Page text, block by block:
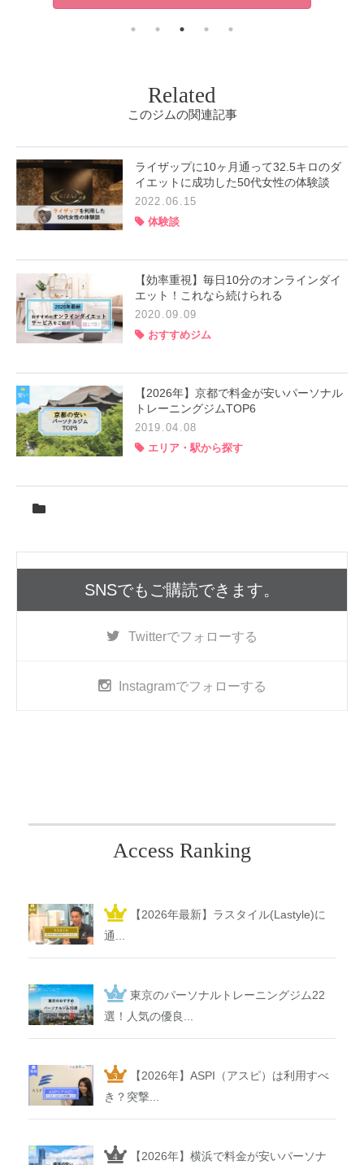
Related
このジムの関連記事
ライザップに10ヶ月通って32.5キロのダ
イエットに成功した50代女性の体験談
2022.06.15
体験談
【効率重視】毎日10分のオンラインダイ
エット！これなら続けられる
2020.09.09
おすすめジム
【2026年】京都で料金が安いパーソナル
トレーニングジムTOP6
2019.04.08
エリア・駅から探す
SNSでもご購読できます。
Twitterでフォローする
Instagramでフォローする
Access Ranking
【2026年最新】ラスタイル(Lastyle)に
通...
東京のパーソナルトレーニングジム22
選！人気の優良...
【2026年】ASPI（アスピ）は利用すべ
き？突撃...
【2026年】横浜で料金が安いパーソナ